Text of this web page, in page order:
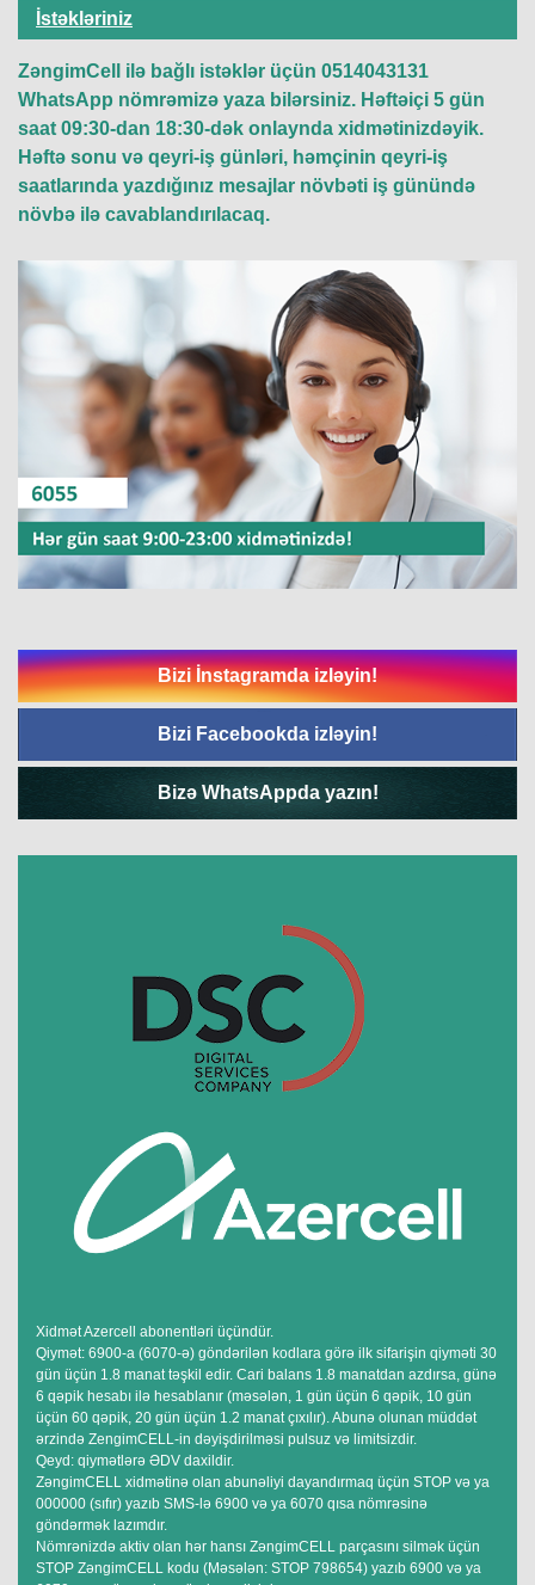
İstəkləriniz
ZəngimCell ilə bağlı istəklər üçün 0514043131
WhatsApp nömrəmizə yaza bilərsiniz. Həftəiçi 5 gün
saat 09:30-dan 18:30-dək onlaynda xidmətinizdəyik.
Həftə sonu və qeyri-iş günləri, həmçinin qeyri-iş
saatlarında yazdığınız mesajlar növbəti iş günündə
növbə ilə cavablandırılacaq.
Bizi İnstagramda izləyin!
Bizi Facebookda izləyin!
Bizə WhatsAppda yazın!
Xidmət Azercell abonentləri üçündür.
Qiymət: 6900-a (6070-ə) göndərilən kodlara görə ilk sifarişin qiyməti 30
gün üçün 1.8 manat təşkil edir. Cari balans 1.8 manatdan azdırsa, günə
6 qəpik hesabı ilə hesablanır (məsələn, 1 gün üçün 6 qəpik, 10 gün
üçün 60 qəpik, 20 gün üçün 1.2 manat çıxılır). Abunə olunan müddət
ərzində ZengimCELL-in dəyişdirilməsi pulsuz və limitsizdir.
Qeyd: qiymətlərə ƏDV daxildir.
ZəngimCELL xidmətinə olan abunəliyi dayandırmaq üçün STOP və ya
000000 (sıfır) yazıb SMS-lə 6900 və ya 6070 qısa nömrəsinə
göndərmək lazımdır.
Nömrənizdə aktiv olan hər hansı ZəngimCELL parçasını silmək üçün
STOP ZəngimCELL kodu (Məsələn: STOP 798654) yazıb 6900 və ya